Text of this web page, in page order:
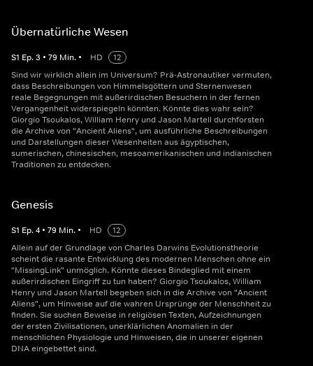
Übernatürliche Wesen
S1 Ep.3 • 79 Min. • HD
12
Sind wir wirklich allein im Universum? Prä-Astronautiker vermuten,
dass Beschreibungen von Himmelsgöttern und Sternenwesen
reale Begegnungen mit außerirdischen Besuchern in der fernen
Vergangenheit widerspiegeln könnten. Könnte dies wahr sein?
Giorgio Tsoukalos, William Henry und Jason Martell durchforsten
die Archive von "Ancient Aliens", um ausführliche Beschreibungen
und Darstellungen dieser Wesenheiten aus ägyptischen,
sumerischen, chinesischen, mesoamerikanischen und indianischen
Traditionen zu entdecken.
Genesis
S1 Ep.4 • 79 Min. • HD
12
Allein auf der Grundlage von Charles Darwins Evolutionstheorie
scheint die rasante Entwicklung des modernen Menschen ohne ein
"MissingLink" unmöglich. Könnte dieses Bindeglied mit einem
außerirdischen Eingriff zu tun haben? Giorgio Tsoukalos, William
Henry und Jason Martell begeben sich in die Archive von "Ancient
Aliens", um Hinweise auf die wahren Ursprünge der Menschheit zu
finden. Sie suchen Beweise in religiösen Texten, Aufzeichnungen
der ersten Zivilisationen, unerklärlichen Anomalien in der
menschlichen Physiologie und Hinweisen, die in unserer eigenen
DNA eingebettet sind.